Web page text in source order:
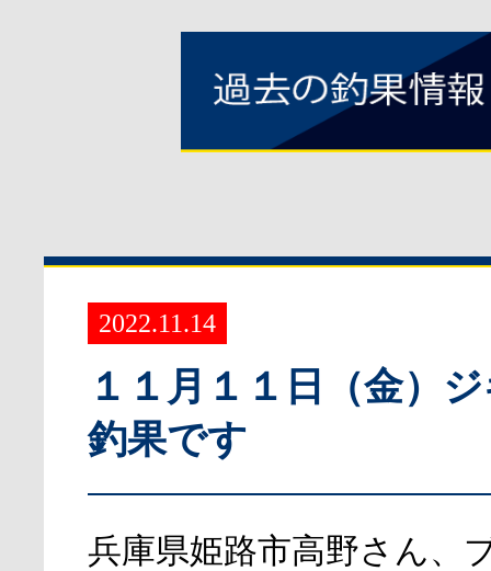
2022.11.14
１１月１１日（金）
釣果です
兵庫県姫路市高野さん、